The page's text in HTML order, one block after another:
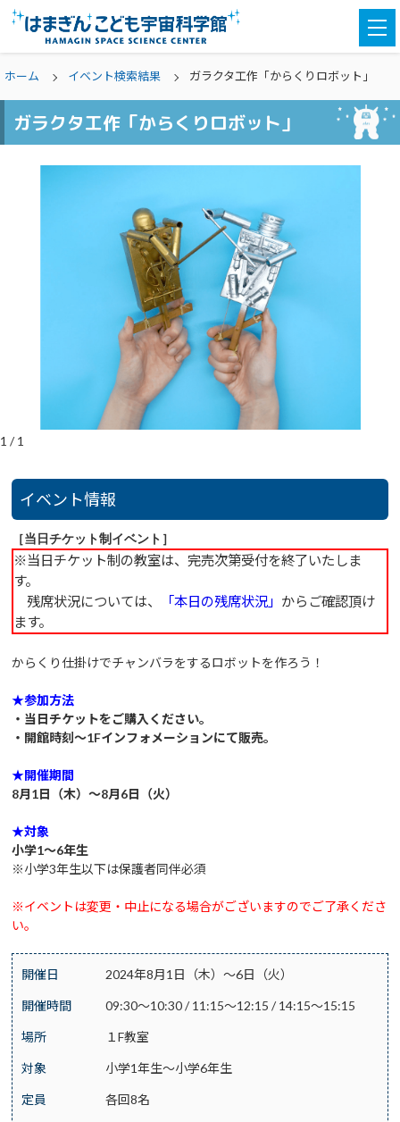
ホーム イベント検索結果 ガラクタ工作「からくりロボット」
ガラクタ工作「からくりロボット」
1 /1
イベント情報
［当日チケット制イベント］
※当日チケット制の教室は、完売次第受付を終了いたしま
す。
残席状況については、
「本日の残席状況」 からご確認頂け
ます。
からくり仕掛けでチャンバラをするロボットを作ろう！
★参加方法
・当日チケットをご購入ください。
・開館時刻～1Fインフォメーションにて販売。
★開催期間
8月1日（木）～8月6日（火）
★対象
小学1～6年生
※小学3年生以下は保護者同伴必須
※イベントは変更・中止になる場合がございますのでご了承くださ
い。
開催日 2024年8月1日（木）～6日（火）
開催時間 09:30～10:30 / 11:15～12:15 / 14:15～15:15
場所 １F教室
対象 小学1年生～小学6年生
定員 各回8名